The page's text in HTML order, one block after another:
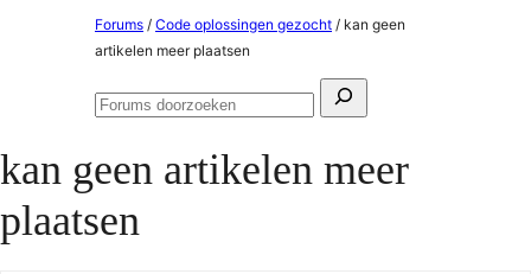
Forums / Code oplossingen gezocht / kan geen
artikelen meer plaatsen
Zoeken
Forums
kan geen artikelen meer
plaatsen